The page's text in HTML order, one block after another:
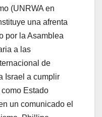
(UNRWA en
una afrenta
por la Asamblea
a las
de
Israel a cumplir
Estado
un comunicado el